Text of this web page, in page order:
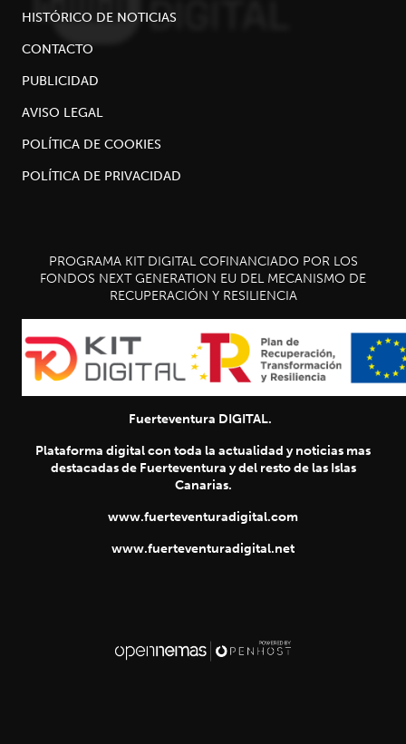
HISTÓRICO DE NOTICIAS
CONTACTO
PUBLICIDAD
AVISO LEGAL
POLÍTICA DE COOKIES
POLÍTICA DE PRIVACIDAD
PROGRAMA KIT DIGITAL COFINANCIADO POR LOS
FONDOS NEXT GENERATION EU DEL MECANISMO DE
RECUPERACIÓN Y RESILIENCIA
Fuerteventura DIGITAL.
Plataforma digital con toda la actualidad y noticias mas
destacadas de Fuerteventura y del resto de las Islas
Canarias.
www.fuerteventuradigital.com
www.fuerteventuradigital.net